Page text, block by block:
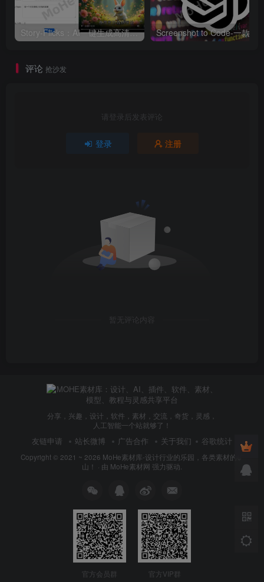
想获得更强能力（如无审查版本），可通过 llama.cpp
对接：
修改 Codex 配置文件，指定 llama.cpp 作为 provider
llama-server.exe -m
Codex App、Continue、OpenHands、Aider、Open WebUI
未来，AI 将从“聊天助手”真正转向“执行助手”。开发者生
Story-Flicks：AI一键生成高清故事短视频 大语言模型打造高清故事短视频制作神器 + 搭建教程
评论 抢沙发
请登录后发表评论
登录 注册
暂无评论内容
分享，兴趣，设计，软件，素材，交流，奇货，灵感，
人工智能一个站就够了！
友链申请 站长微博 广告合作 关于我们 谷歌统计
Copyright © 2021 ~ 2026 MoHe素材库-设计行业的乐园，各类素材的矿
山！ · 由 MoHe素材网 强力驱动.
官方会员群 官方VIP群